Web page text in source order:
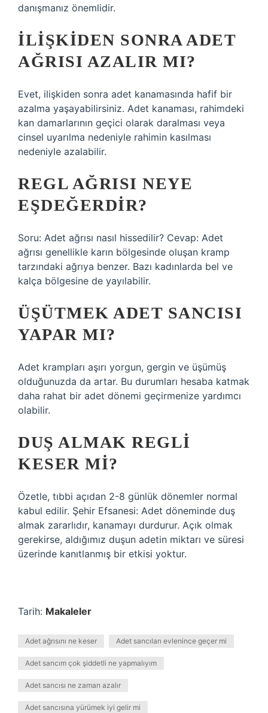
danışmanız önemlidir.
İLIŞKIDEN SONRA ADET
AĞRISI AZALIR MI?
Evet, ilişkiden sonra adet kanamasında hafif bir
azalma yaşayabilirsiniz. Adet kanaması, rahimdeki
kan damarlarının geçici olarak daralması veya
cinsel uyarılma nedeniyle rahimin kasılması
nedeniyle azalabilir.
REGL AĞRISI NEYE
EŞDEĞERDIR?
Soru: Adet ağrısı nasıl hissedilir? Cevap: Adet
ağrısı genellikle karın bölgesinde oluşan kramp
tarzındaki ağrıya benzer. Bazı kadınlarda bel ve
kalça bölgesine de yayılabilir.
ÜŞÜTMEK ADET SANCISI
YAPAR MI?
Adet krampları aşırı yorgun, gergin ve üşümüş
olduğunuzda da artar. Bu durumları hesaba katmak
daha rahat bir adet dönemi geçirmenize yardımcı
olabilir.
DUŞ ALMAK REGLI
KESER MI?
Özetle, tıbbi açıdan 2-8 günlük dönemler normal
kabul edilir. Şehir Efsanesi: Adet döneminde duş
almak zararlıdır, kanamayı durdurur. Açık olmak
gerekirse, aldığımız duşun adetin miktarı ve süresi
üzerinde kanıtlanmış bir etkisi yoktur.
Tarih: Makaleler
Adet ağrısını ne keser Adet sancıları evlenince geçer mi
Adet sancım çok şiddetli ne yapmalıyım
Adet sancısı ne zaman azalır
Adet sancısına yürümek iyi gelir mi